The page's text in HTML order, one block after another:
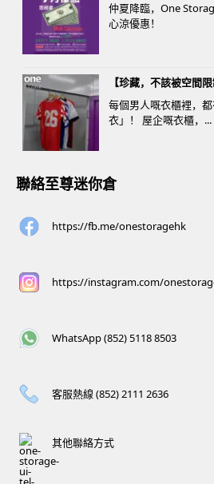
仲夏降臨，One
心涼優惠！
【珍藏，不該被空間限
每個男人嘅衣櫃裡，
衣」！ 屋企嘅衣櫃，...
聯絡至尊迷你倉
https://fb.me/onestoragehk
https://instagram.com/
WhatsApp (852) 5118 8503
客服熱線 (852) 2111 2636
其他聯絡方式